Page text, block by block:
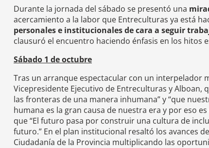
Durante la jornada del sábado se presentó una
acercamiento a la labor que Entreculturas ya está
personales e institucionales de cara a seguir
clausuró el encuentro haciendo énfasis en los hitos
Sábado 1 de octubre
Tras un arranque espectacular con un interpelador
Vicepresidente Ejecutivo de Entreculturas y
las fronteras de una manera inhumana” y “que
humana es la gran causa de nuestra era y por eso
que “El futuro pasa por construir una cultura de
futuro.” En el plan institucional resaltó los avances
Ciudadanía de la Provincia multiplicando las